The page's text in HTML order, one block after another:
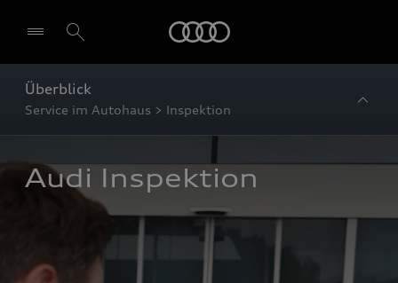
Überblick
Service im Autohaus > Inspektion
Audi Inspektion